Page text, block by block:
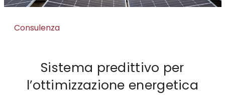
EAM & Industria 5.0
Yard Management
Consulenza
Sistema predittivo per
l’ottimizzazione energetica